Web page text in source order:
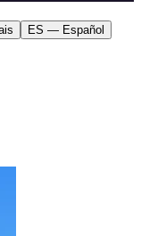
ES — Español